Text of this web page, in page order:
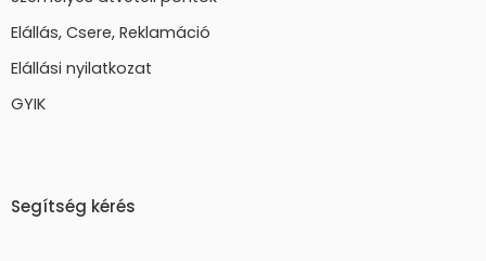
Elállás, Csere, Reklamáció
Elállási nyilatkozat
GYIK
Segítség kérés